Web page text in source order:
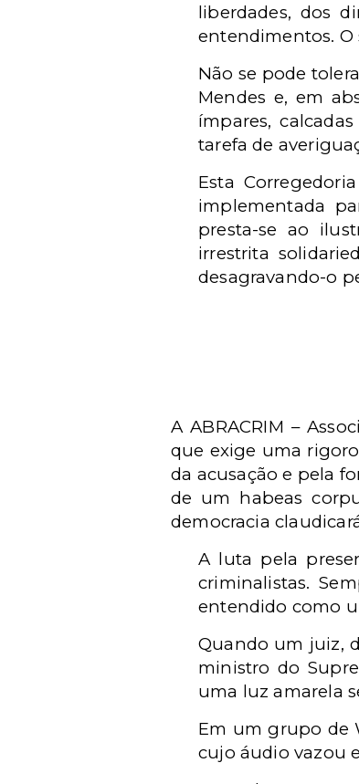
liberdades, dos
entendimentos.
Não se pode
Mendes e, em
ímpares,
tarefa de
Esta
implementada
presta-se ao
irrestrita
desagravando-o
A ABRACRIM –
que exige uma
da acusação e pela
de um habeas
democracia
A luta pela
criminalistas.
entendido como
Quando um juiz,
ministro do
uma luz amarela
Em um grupo de
cujo áudio vazou